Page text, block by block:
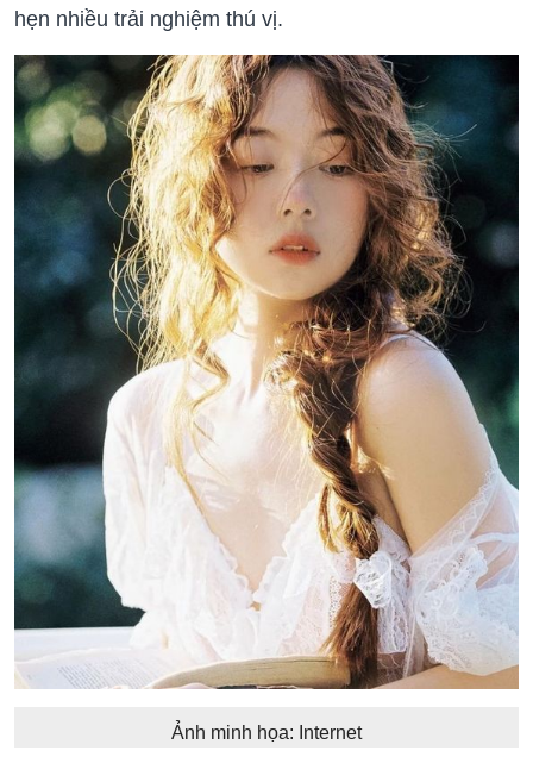
hẹn nhiều trải nghiệm thú vị.
Ảnh minh họa: Internet